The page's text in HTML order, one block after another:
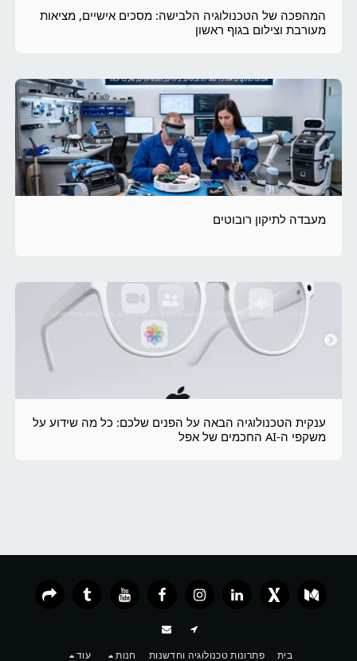
המהפכה של הטכנולוגיה הלבישה: מסכים אישיים, מציאות
מעורבת וצילום בגוף ראשון
מעבדה לתיקון רובוטים
ענקית הטכנולוגיה הבאה על הפנים שלכם: כל מה שידוע על
משקפי ה-AI החכמים של אפל
בית פתרונות טכנולוגיה וחדשנות חנות עוד